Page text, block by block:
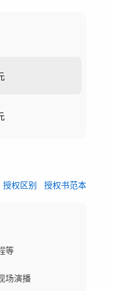
授权区别 授权书范本
等
场演播